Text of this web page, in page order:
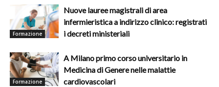
Formazione
Nuove lauree magistrali di area
infermieristica a indirizzo clinico: registrati
i decreti ministeriali
Formazione
A Milano primo corso universitario in
Medicina di Genere nelle malattie
cardiovascolari